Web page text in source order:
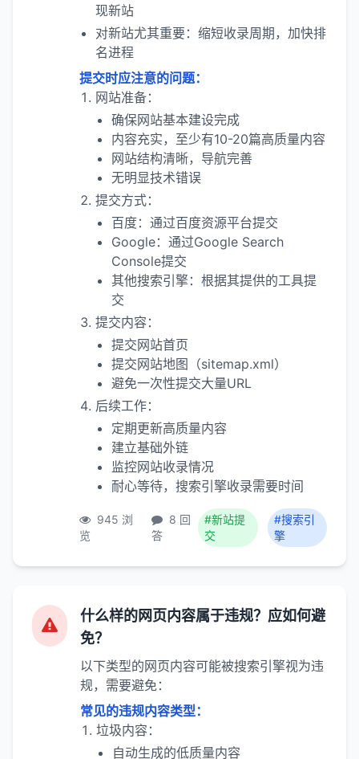
现新站
对新站尤其重要：缩短收录周期，加快排
名进程
提交时应注意的问题：
网站准备：
确保网站基本建设完成
内容充实，至少有10-20篇高质量内容
网站结构清晰，导航完善
无明显技术错误
提交方式：
百度：通过百度资源平台提交
Google：通过Google Search
Console提交
其他搜索引擎：根据其提供的工具提
交
提交内容：
提交网站首页
提交网站地图（sitemap.xml）
避免一次性提交大量URL
后续工作：
定期更新高质量内容
建立基础外链
监控网站收录情况
耐心等待，搜索引擎收录需要时间
945 浏
览
8 回
答
#新站提
交
#搜索引
擎
什么样的网页内容属于违规？应如何避
免？
以下类型的网页内容可能被搜索引擎视为违
规，需要避免：
常见的违规内容类型：
垃圾内容：
自动生成的低质量内容